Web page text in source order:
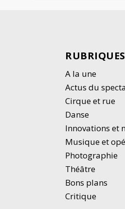
RUBRIQUES
A la une
Actus du
Cirque et rue
Danse
Innovations et
Musique et
Photographie
Théâtre
Bons plans
Critique